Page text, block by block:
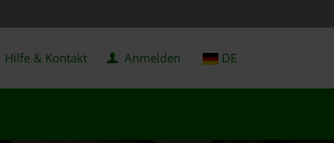
Hilfe & Kontakt Anmelden DE